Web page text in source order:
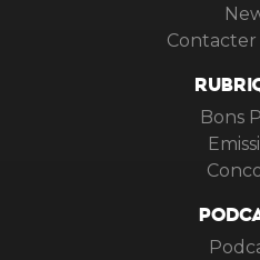
Contacter
Bons